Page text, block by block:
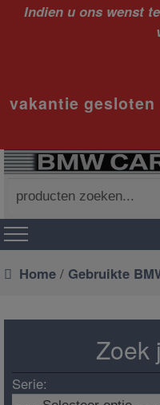
Indien u ons wenst
vakantie gesloten
naar:
Home / Gebruikte
Zoek
Serie: